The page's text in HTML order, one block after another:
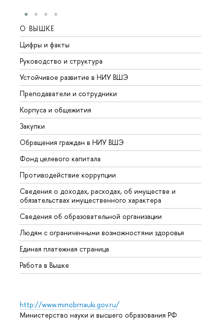
О ВЫШКЕ
Цифры и факты
Руководство и структура
Устойчивое развитие в НИУ ВШЭ
Преподаватели и сотрудники
Корпуса и общежития
Закупки
Обращения граждан в НИУ ВШЭ
Фонд целевого капитала
Противодействие коррупции
Сведения о доходах, расходах, об имуществе и
обязательствах имущественного характера
Сведения об образовательной организации
Людям с ограниченными возможностями здоровья
Единая платежная страница
Работа в Вышке
http://www.minobrnauki.gov.ru/
Министерство науки и высшего образования РФ